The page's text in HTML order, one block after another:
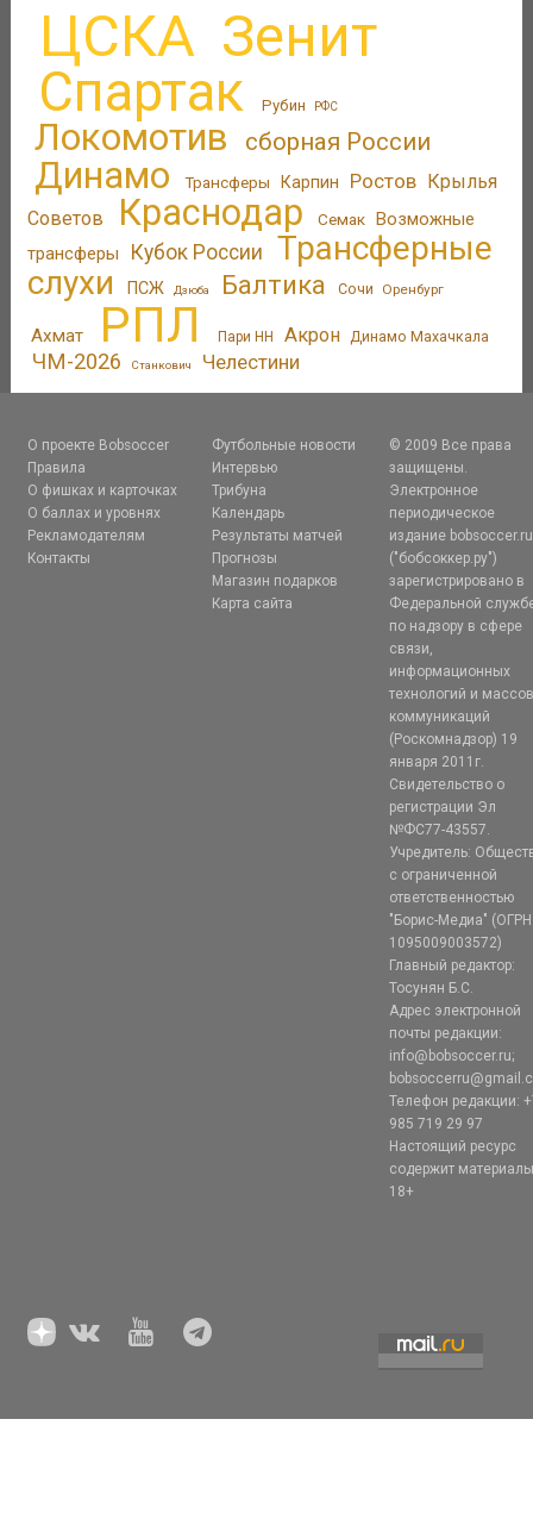
ЦСКА Зенит
Спартак Рубин РФС
Локомотив сборная России
Динамо Трансферы Карпин Ростов Крылья
Советов
Краснодар Семак Возможные
трансферы
Кубок России
Трансферные
слухи
ПСЖ Дзюба Балтика Сочи Оренбург
Ахмат РПЛ Пари НН Акрон Динамо Махачкала
ЧМ-2026 Станкович Челестини
О проекте Bobsoccer
Правила
О фишках и карточках
О баллах и уровнях
Рекламодателям
Контакты
Футбольные новости
Интервью
Трибуна
Календарь
Результаты матчей
Прогнозы
Магазин подарков
Карта сайта
© 2009 Все права
защищены.
Электронное
периодическое
издание bobsoccer.ru
("бобсоккер.ру")
зарегистрировано в
Федеральной
по надзору в сфере
связи,
информационных
технологий и
коммуникаций
(Роскомнадзор) 19
января 2011г.
Свидетельство о
регистрации Эл
№ФС77-43557.
Учредитель:
с ограниченной
ответственностью
"Борис-Медиа" (ОГРН
1095009003572)
Главный редактор:
Тосунян Б.С.
Адрес электронной
почты редакции:
info@bobsoccer.ru;
Телефон редакции:
985 719 29 97
Настоящий ресурс
содержит
18+